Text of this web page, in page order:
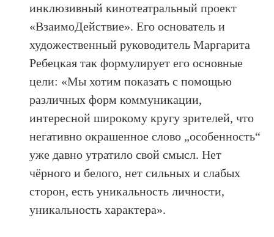
инклюзивный кинотеатральный проект
«ВзаимоДействие». Его основатель и
художественный руководитель Маргарита
Ребецкая так формулирует его основные
цели: «Мы хотим показать с помощью
различных форм коммуникации,
интересной широкому кругу зрителей, что
негативно окрашенное слово „особенность“
уже давно утратило свой смысл. Нет
чёрного и белого, нет сильных и слабых
сторон, есть уникальность личности,
уникальность характера».